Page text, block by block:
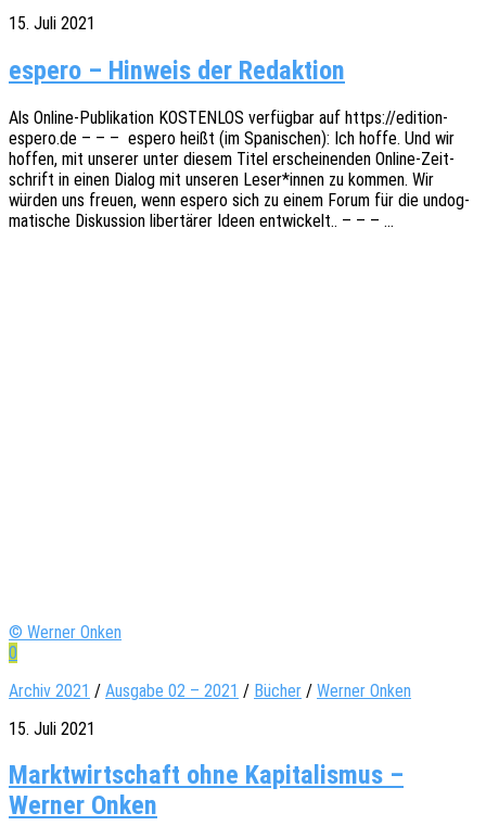
15. Juli 2021
espero – Hinweis der Redaktion
Als Online-Publi­­ka­­ti­on KOSTENLOS verfüg­bar auf https://edition-
espero.de – – – espero heißt (im Spani­schen): Ich hoffe. Und wir
hoffen, mit unse­rer unter diesem Titel erschei­nen­den Online-Zeit­­
schrift in einen Dialog mit unse­ren Leser*innen zu kommen. Wir
würden uns freuen, wenn espero sich zu einem Forum für die undog­
ma­ti­sche Diskus­si­on liber­tä­rer Ideen entwickelt.. – – – …
© Werner Onken
0
Archiv 2021 / Ausgabe 02 – 2021 / Bücher / Werner Onken
15. Juli 2021
Marktwirtschaft ohne Kapitalismus –
Werner Onken